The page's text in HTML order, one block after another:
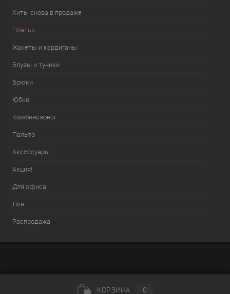
Хиты снова в продаже
Платья
Жакеты и кардиганы
Блузы и туники
Брюки
Юбки
Комбинезоны
Пальто
Аксессуары
Акция!
Для офиса
Лен
Распродажа
КОРЗИНА 0